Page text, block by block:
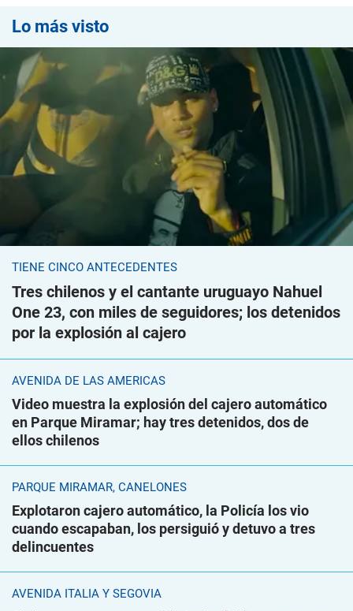
Lo más visto
TIENE CINCO ANTECEDENTES
Tres chilenos y el cantante uruguayo Nahuel
One 23, con miles de seguidores; los detenidos
por la explosión al cajero
AVENIDA DE LAS AMÉRICAS
Video muestra la explosión del cajero automático
en Parque Miramar; hay tres detenidos, dos de
ellos chilenos
PARQUE MIRAMAR, CANELONES
Explotaron cajero automático, la Policía los vio
cuando escapaban, los persiguió y detuvo a tres
delincuentes
AVENIDA ITALIA Y SEGOVIA